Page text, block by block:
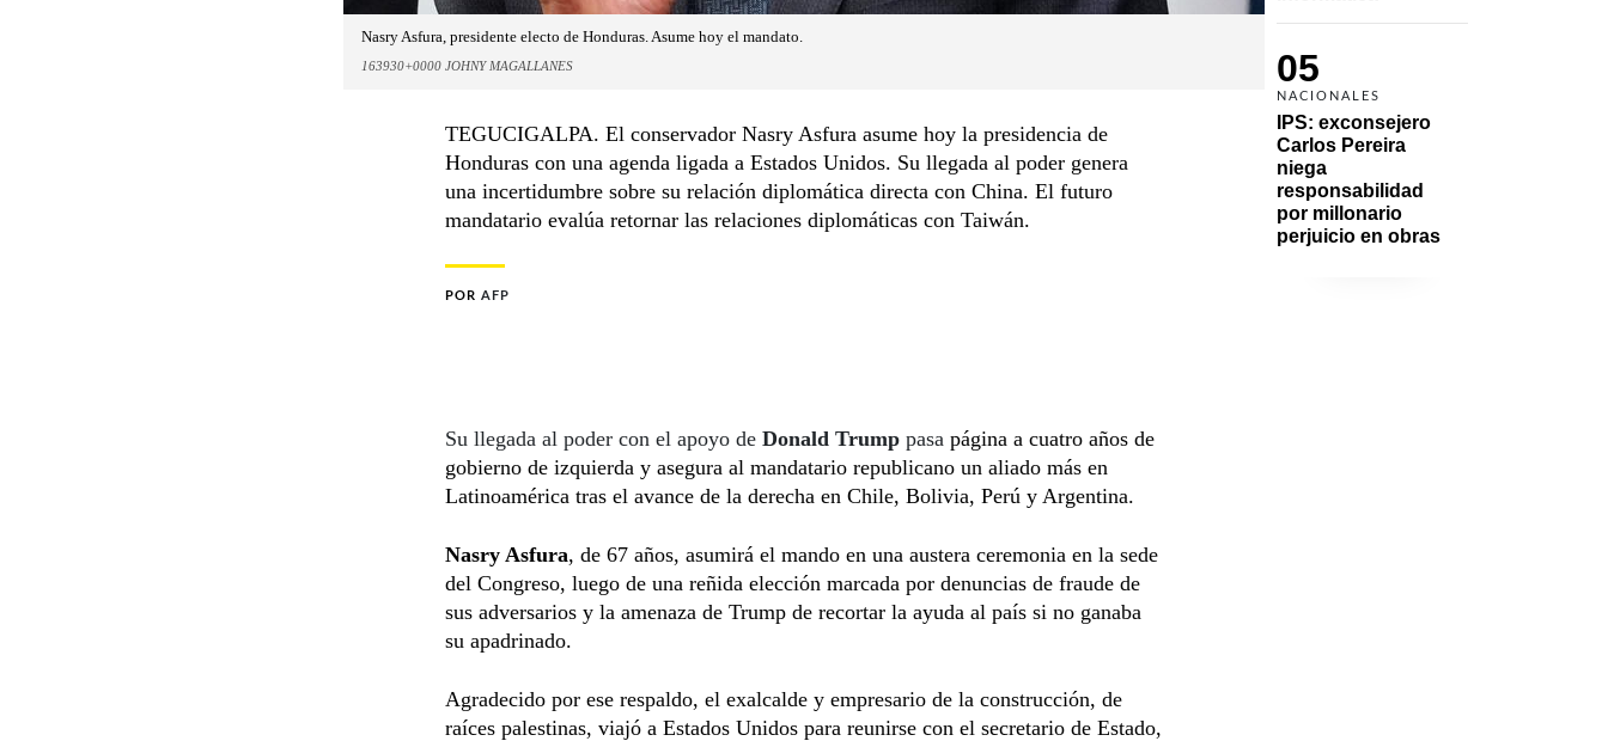
05
NACIONALES
IPS: exconsejero
Carlos Pereira
niega
responsabilidad
por millonario
perjuicio en obras
Nasry Asfura, presidente electo de Honduras. Asume hoy el mandato.
163930+0000 JOHNY MAGALLANES
TEGUCIGALPA. El conservador Nasry Asfura asume hoy la presidencia de
Honduras con una agenda ligada a Estados Unidos. Su llegada al poder genera
una incertidumbre sobre su relación diplomática directa con China. El futuro
mandatario evalúa retornar las relaciones diplomáticas con Taiwán.
POR AFP
Su llegada al poder con el apoyo de Donald Trump pasa página a cuatro años de
gobierno de izquierda y asegura al mandatario republicano un aliado más en
Latinoamérica tras el avance de la derecha en Chile, Bolivia, Perú y Argentina.
Nasry Asfura, de 67 años, asumirá el mando en una austera ceremonia en la sede
del Congreso, luego de una reñida elección marcada por denuncias de fraude de
sus adversarios y la amenaza de Trump de recortar la ayuda al país si no ganaba
su apadrinado.
Agradecido por ese respaldo, el exalcalde y empresario de la construcción, de
raíces palestinas, viajó a Estados Unidos para reunirse con el secretario de Estado,